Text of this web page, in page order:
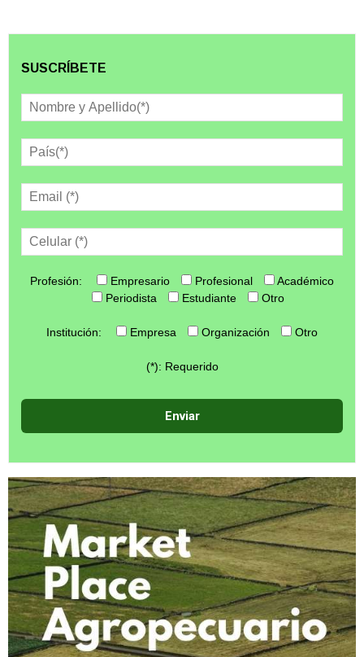
SUSCRÍBETE
Profesión: Empresario Profesional
Académico
Periodista
Estudiante Otro
Institución: Empresa Organización Otro
(*): Requerido